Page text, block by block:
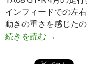
インフィードでの左
動きの重さを感じた
続きを読む TA08 【4
→